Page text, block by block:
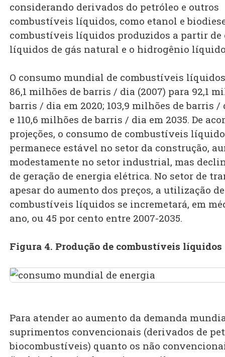
considerando derivados do petróleo e outros
combustíveis líquidos, como etanol e
combustíveis líquidos produzidos a partir de
líquidos de gás natural e o hidrogênio
O consumo mundial de combustíveis líquidos
86,1 milhões de barris / dia (2007) para 92,1
barris / dia em 2020; 103,9 milhões de barris /
e 110,6 milhões de barris / dia em 2035. De
projeções, o consumo de combustíveis
permanece estável no setor da construção,
modestamente no setor industrial, mas
de geração de energia elétrica. No setor de
apesar do aumento dos preços, a utilização de
combustíveis líquidos se incremetará, em
ano, ou 45 por cento entre 2007-2035.
Figura 4. Produção de combustíveis líquidos
Para atender ao aumento da demanda
suprimentos convencionais (derivados de
biocombustíveis) quanto os não